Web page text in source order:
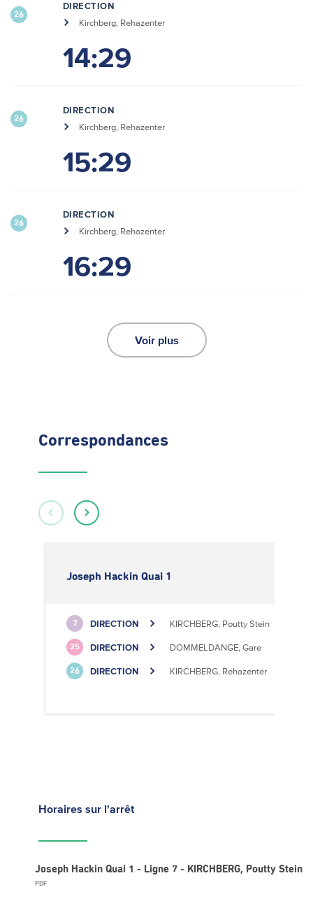
26
DIRECTION
Kirchberg, Rehazenter
14:29
26
DIRECTION
Kirchberg, Rehazenter
15:29
26
DIRECTION
Kirchberg, Rehazenter
16:29
Voir plus
Correspondances
Joseph Hackin Quai 1
7 DIRECTION KIRCHBERG, Poutty Stein
25 DIRECTION DOMMELDANGE, Gare
26 DIRECTION KIRCHBERG, Rehazenter
Horaires sur l'arrêt
Joseph Hackin Quai 1 - Ligne 7 - KIRCHBERG, Poutty Stein
PDF